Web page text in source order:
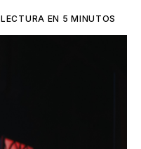
LECTURA EN 5 MINUTOS